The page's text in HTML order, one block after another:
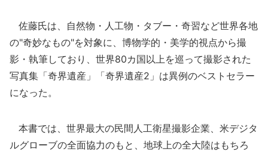
佐藤氏は、自然物・人工物・タブー・奇習など世界各地
の"奇妙なもの"を対象に、博物学的・美学的視点から撮
影・執筆しており、世界80カ国以上を巡って撮影された
写真集「奇界遺産」「奇界遺産2」は異例のベストセラー
になった。
本書では、世界最大の民間人工衛星撮影企業、米デジタ
ルグローブの全面協力のもと、地球上の全大陸はもちろ